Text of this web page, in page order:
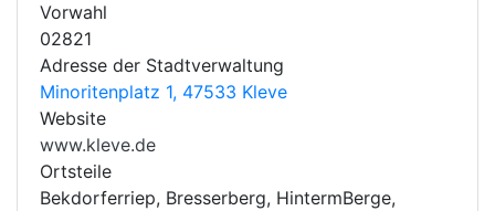
Vorwahl
02821
Adresse der Stadtverwaltung
Minoritenplatz 1, 47533 Kleve
Website
www.kleve.de
Ortsteile
Bekdorferriep, Bresserberg, HintermBerge,